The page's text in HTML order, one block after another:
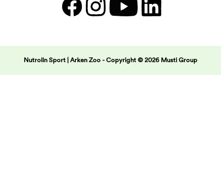
Nutrolin Sport | Arken Zoo - Copyright © 2026 Musti Group